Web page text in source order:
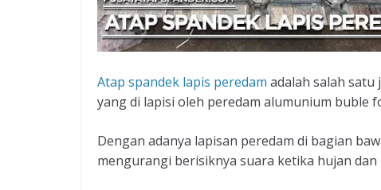
Atap spandek lapis peredam adalah salah satu
yang di lapisi oleh peredam alumunium buble
Dengan adanya lapisan peredam di bagian
mengurangi berisiknya suara ketika hujan